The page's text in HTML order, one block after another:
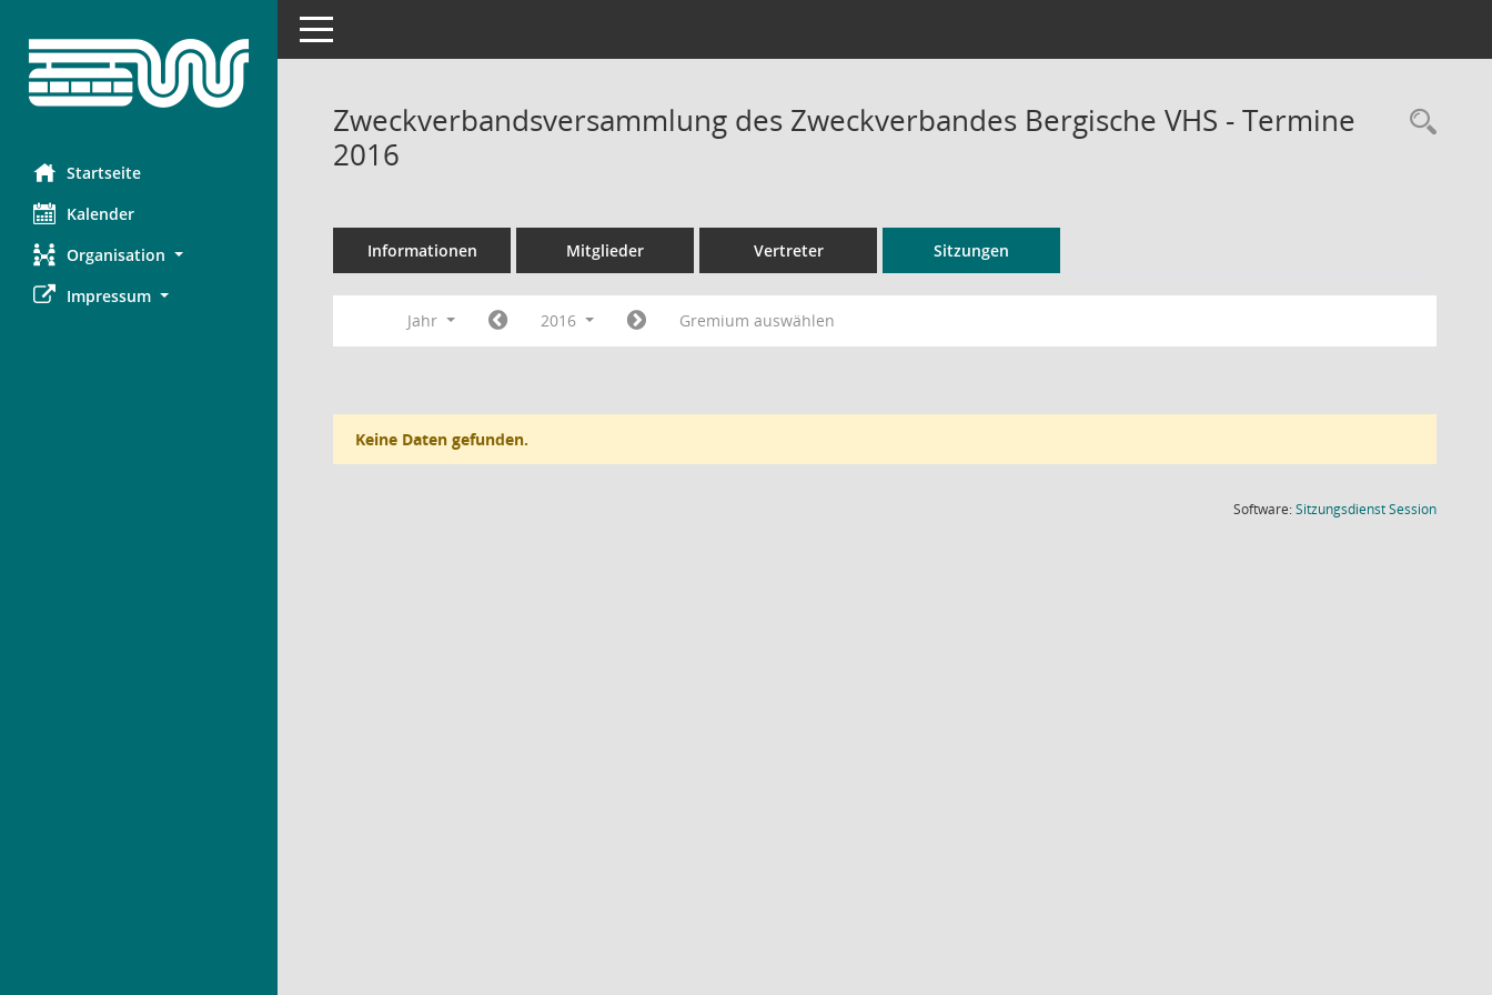
Startseite
Kalender
Organisation
Impressum
Toggle navigation
Zweckverbandsversammlung des Zweckverbandes Bergische VHS - Termine
2016
Informationen Mitglieder Vertreter Sitzungen
Jahr 2016 Gremium auswählen
Keine Daten gefunden.
Software:SitzungsdienstSession(Wird in